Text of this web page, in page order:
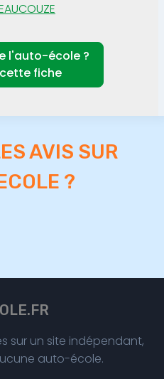
l'auto-école ?
fiche
AVIS SUR
?
sur un site indépendant,
auto-école.